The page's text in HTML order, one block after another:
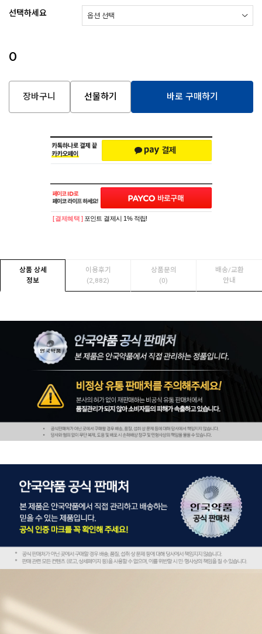
선택하세요
0
장바구니 선물하기 바로 구매하기
페이코 ID로 페
[ 결제혜택 ] 포인트 결제시 1% 적립!
상품 상세
정보
이용후기
(2,882)
상품문의
(0)
배송/교환
안내